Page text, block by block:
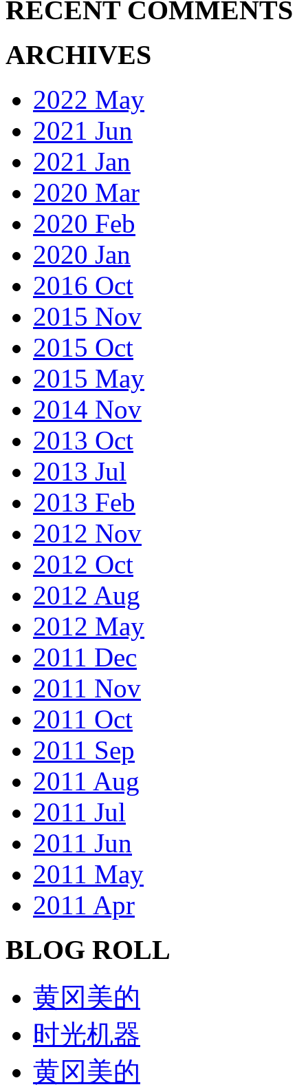
RECENT COMMENTS
ARCHIVES
2022 May
2021 Jun
2021 Jan
2020 Mar
2020 Feb
2020 Jan
2016 Oct
2015 Nov
2015 Oct
2015 May
2014 Nov
2013 Oct
2013 Jul
2013 Feb
2012 Nov
2012 Oct
2012 Aug
2012 May
2011 Dec
2011 Nov
2011 Oct
2011 Sep
2011 Aug
2011 Jul
2011 Jun
2011 May
2011 Apr
BLOG ROLL
黄冈美的
时光机器
黄冈美的